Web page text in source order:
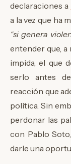
declaraciones a
a la vez que ha
“si genera
entender que,
impida, el que
serlo antes
reacción que
política. Sin
perdonar las
con Pablo
darle una